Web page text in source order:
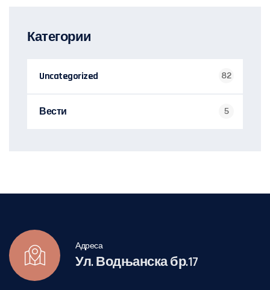
Категории
Uncategorized 82
Вести 5
Адреса
Ул. Водњанска бр.17